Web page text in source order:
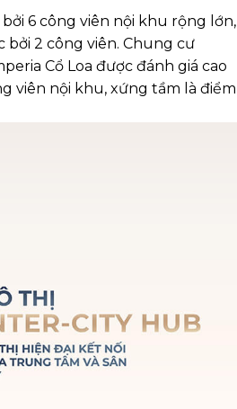
6 công viên nội khu rộng lớn,
bởi 2 công viên. Chung cư
Cổ Loa được đánh giá cao
viên nội khu, xứng tầm là điểm